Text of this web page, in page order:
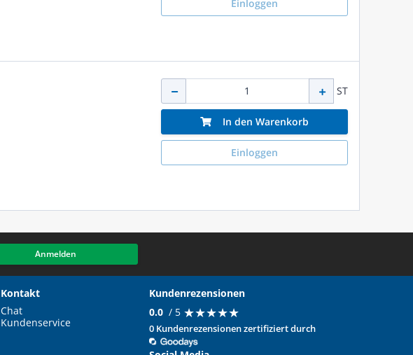
Einloggen
ST
In den Warenkorb
Einloggen
Anmelden
Kontakt
Chat
Kundenservice
Kundenrezensionen
0.0 / 5 ★★★★★
★★★★★
0 Kundenrezensionen zertifiziert durch